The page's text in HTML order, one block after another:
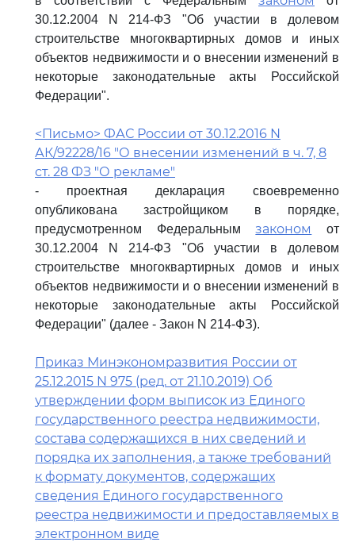
30.12.2004 N 214-ФЗ "Об участии в долевом
строительстве многоквартирных домов и иных
объектов недвижимости и о внесении изменений в
некоторые законодательные акты Российской
Федерации".
<Письмо> ФАС России от 30.12.2016 N
АК/92228/16 "О внесении изменений в ч. 7, 8
ст. 28 ФЗ "О рекламе"
- проектная декларация своевременно
опубликована застройщиком в порядке,
предусмотренном Федеральнымзаконом
от
30.12.2004 N 214-ФЗ "Об участии в долевом
строительстве многоквартирных домов и иных
объектов недвижимости и о внесении изменений в
некоторые законодательные акты Российской
Федерации" (далее - Закон N 214-ФЗ).
Приказ Минэкономразвития России от
25.12.2015 N 975 (ред. от 21.10.2019) Об
утверждении форм выписок из Единого
государственного реестра недвижимости,
состава содержащихся в них сведений и
порядка их заполнения, а также требований
к формату документов, содержащих
сведения Единого государственного
реестра недвижимости и предоставляемых в
электронном виде